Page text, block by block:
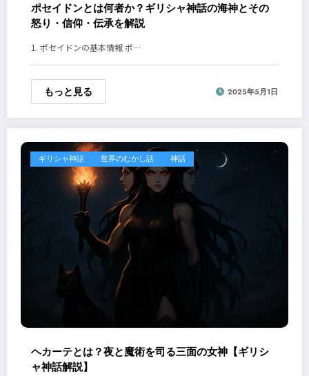
ポセイドンとは何者か？ギリシャ神話の海神とその
怒り・信仰・伝承を解説
1. ポセイドンの基本情報 ポ…
もっと見る 2025年5月1日
ギリシャ神話 世界のむかし話 神話
ヘカーテとは？夜と魔術を司る三面の女神【ギリシ
ャ神話解説】